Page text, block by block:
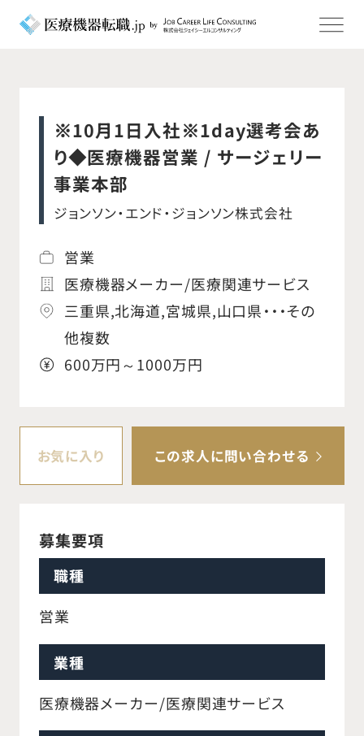
※10月1日入社※1day選考会あ
り◆医療機器営業 / サージェリー
事業本部
ジョンソン・エンド・ジョンソン株式会社
営業
医療機器メーカー/医療関連サービス
三重県,北海道,宮城県,山口県・・・その
他複数
600万円～1000万円
お気に入り この求人に問い合わせる
募集要項
職種
営業
業種
医療機器メーカー/医療関連サービス